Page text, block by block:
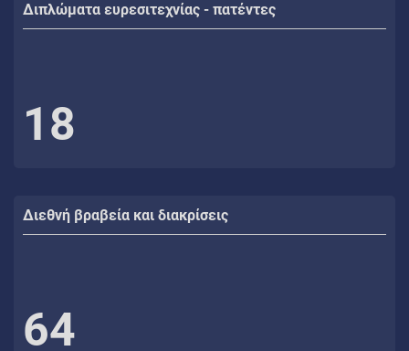
Διπλώματα ευρεσιτεχνίας - πατέντες
18
Διεθνή βραβεία και διακρίσεις
64